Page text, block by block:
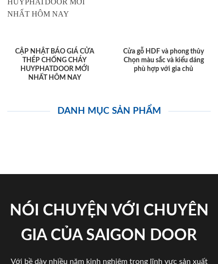
CẬP NHẬT BÁO GIÁ CỬA
THÉP CHỐNG CHÁY
HUYPHATDOOR MỚI
NHẤT HÔM NAY
Cửa gỗ HDF và phong thủy
Chọn màu sắc và kiểu dáng
phù hợp với gia chủ
DANH MỤC SẢN PHẨM
NÓI CHUYỆN VỚI CHUYÊN
GIA CỦA SAIGON DOOR
Với bề dày nhiều năm kinh nghiệm trong lĩnh vực sản xuất